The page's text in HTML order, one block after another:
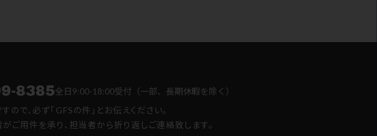
8385全日9:00-18:00受付（一部、長期休暇を除く）
で、必ず「GFSの件」とお伝えください。
ご用件を承り、担当者から折り返しご連絡致します。